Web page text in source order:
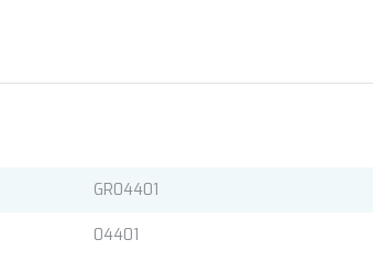
GR04401
04401